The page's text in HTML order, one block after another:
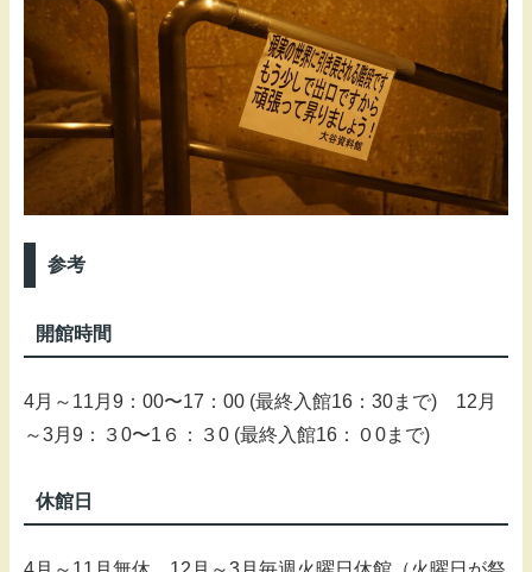
参考
開館時間
4月～11月9：00〜17：00 (最終入館16：30まで) 12月
～3月9：３0〜1６：３0 (最終入館16：０0まで)
休館日